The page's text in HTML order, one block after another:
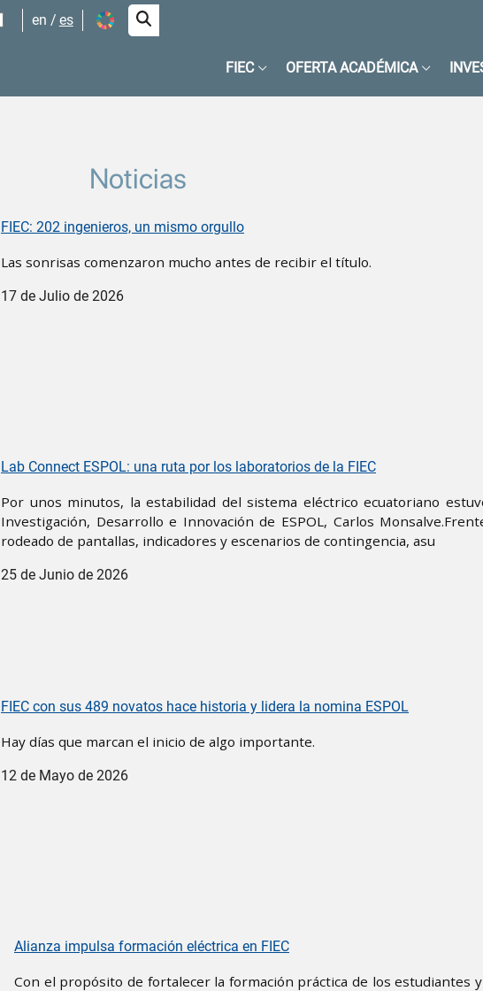
en es
FIEC OFERTA ACADÉMICA
Noticias
FIEC: 202 ingenieros, un mismo orgullo
Las sonrisas comenzaron mucho antes de recibir el título.
17 de Julio de 2026
Lab Connect ESPOL: una ruta por los laboratorios de la FIEC
Por unos minutos, la estabilidad del sistema eléctrico ecuatoriano
Investigación, Desarrollo e Innovación de ESPOL, Carlos
rodeado de pantallas, indicadores y escenarios de contingencia, asu
25 de Junio de 2026
FIEC con sus 489 novatos hace historia y lidera la nomina ESPOL
Hay días que marcan el inicio de algo importante.
12 de Mayo de 2026
Alianza impulsa formación eléctrica en FIEC
Con el propósito de fortalecer la formación práctica de los estudiantes